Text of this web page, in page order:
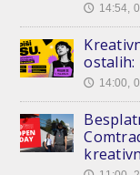
🕔 14:54,
ostalih:
🕔 14:00,